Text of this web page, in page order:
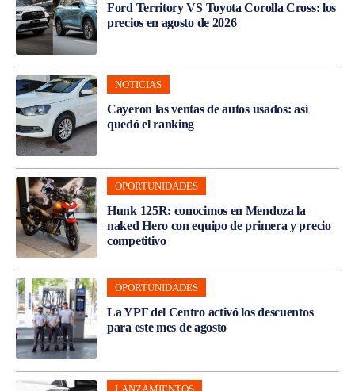
Ford Territory VS Toyota Corolla Cross: los
precios en agosto de 2026
NOTICIAS
Cayeron las ventas de autos usados: así
quedó el ranking
OPORTUNIDADES
Hunk 125R: conocimos en Mendoza la
naked Hero con equipo de primera y precio
competitivo
OPORTUNIDADES
La YPF del Centro activó los descuentos
para este mes de agosto